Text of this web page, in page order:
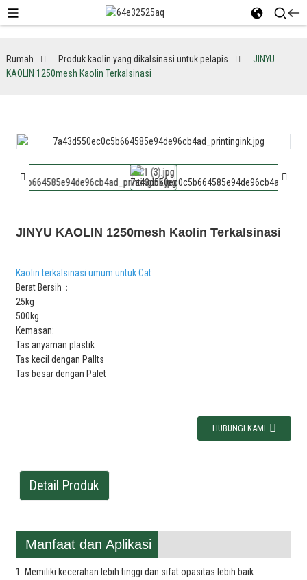
Rumah Produk kaolin yang dikalsinasi untuk pelapis
JINYU
KAOLIN 1250mesh Kaolin Terkalsinasi
JINYU KAOLIN 1250mesh Kaolin Terkalsinasi
Kaolin terkalsinasi umum untuk Cat
Berat Bersih：
25kg
500kg
Kemasan:
Tas anyaman plastik
Tas kecil dengan Pallts
Tas besar dengan Palet
HUBUNGI KAMI
Detail Produk
Manfaat dan Aplikasi
1. Memiliki kecerahan lebih tinggi dan sifat opasitas lebih baik